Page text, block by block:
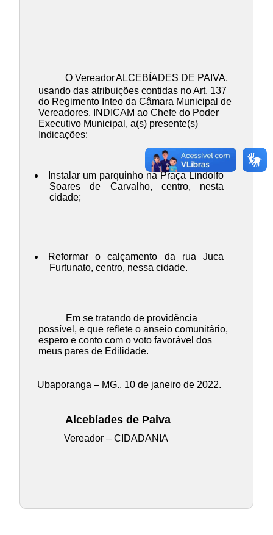
O VereadorALCEBÍADES DE PAIVA,
usando das atribuições contidas no Art. 137
do Regimento Inteo da Câmara Municipal de
Vereadores, INDICAM ao Chefe do Poder
Executivo Municipal, a(s) presente(s)
Indicações:
Instalar um parquinho na Praça Lindolfo
Soares de Carvalho, centro, nesta
cidade;
Reformar o calçamento da rua Juca
Furtunato, centro, nessa cidade.
Em se tratando de providência
possível, e que reflete o anseio comunitário,
espero e conto com o voto favorável dos
meus pares de Edilidade.
Ubaporanga – MG., 10 de janeiro de 2022.
Alcebíades de Paiva
Vereador – CIDADANIA